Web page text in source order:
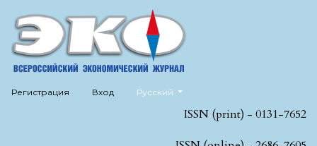
Регистрация Вход Русский
ISSN (print) - 0131-7652